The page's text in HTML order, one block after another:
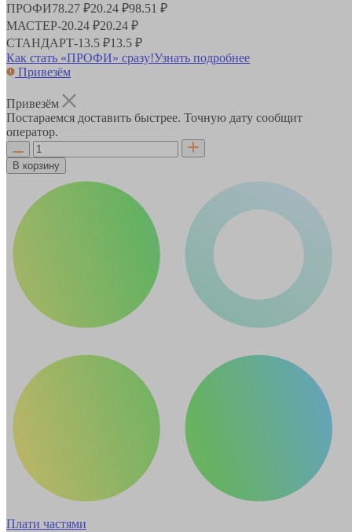
ПРОФИ78.27 ₽20.24 ₽98.51 ₽
МАСТЕР-20.24 ₽20.24 ₽
СТАНДАРТ-13.5 ₽13.5 ₽
Как стать «ПРОФИ» сразу!Узнать подробнее
Привезём
Привезём
Постараемся доставить быстрее. Точную дату сообщит
оператор.
В корзину
Плати частями